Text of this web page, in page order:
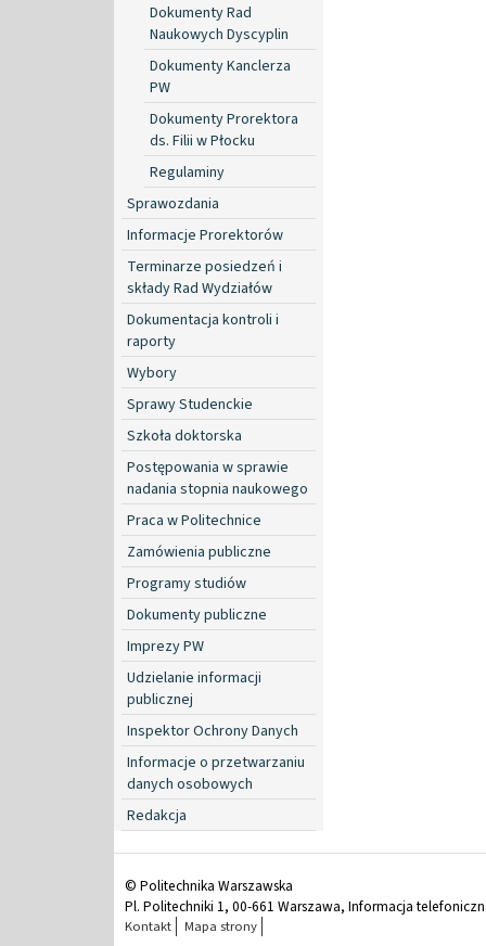
Dokumenty Rad
Naukowych Dyscyplin
Dokumenty Kanclerza
PW
Dokumenty Prorektora
ds. Filii w Płocku
Regulaminy
Sprawozdania
Informacje Prorektorów
Terminarze posiedzeń i
składy Rad Wydziałów
Dokumentacja kontroli i
raporty
Wybory
Sprawy Studenckie
Szkoła doktorska
Postępowania w sprawie
nadania stopnia naukowego
Praca w Politechnice
Zamówienia publiczne
Programy studiów
Dokumenty publiczne
Imprezy PW
Udzielanie informacji
publicznej
Inspektor Ochrony Danych
Informacje o przetwarzaniu
danych osobowych
Redakcja
© Politechnika Warszawska
Pl. Politechniki 1, 00-661 Warszawa, Informacja
Kontakt Mapa strony